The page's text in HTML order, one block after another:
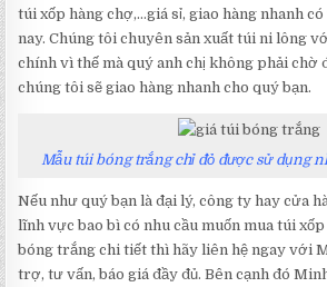
túi xốp hàng chợ,…giá sỉ, giao hàng nhanh
nay. Chúng tôi chuyên sản xuất túi ni lông
chính vì thế mà quý anh chị không phải chờ
chúng tôi sẽ giao hàng nhanh cho quý bạn.
Mẫu túi bóng trắng chỉ đỏ được sử dụng
Nếu như quý bạn là đại lý, công ty hay cửa
lĩnh vực bao bì có nhu cầu muốn mua túi
bóng trắng chi tiết thì hãy liên hệ ngay với
trợ, tư vấn, báo giá đầy đủ. Bên cạnh đó